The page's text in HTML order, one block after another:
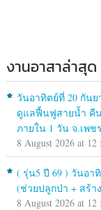
งานอาสาล่าสุด
วันอาทิตย์ที่ 20 กันย
ดูแลฟื้นฟูสายน้ำ คื
ภายใน 1 วัน จ.เพช
8 August 2026 at 12
( รุ่น5 ปี 69 ) วันอา
(ช่วยปลูกป่า + สร้
8 August 2026 at 12